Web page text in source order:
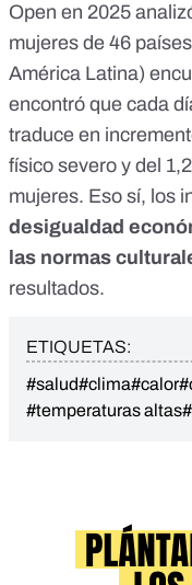
Open en 2025
mujeres de 46
América Latina)
encontró que cada
traduce en
físico severo y del
mujeres. Eso sí, los
desigualdad
las normas
resultados.
ETIQUETAS:
#salud#clima#calor
#temperaturas altas